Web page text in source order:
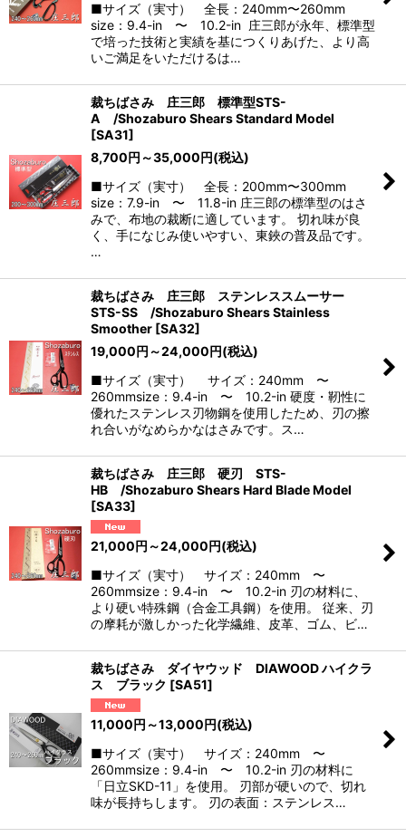
■サイズ（実寸） 全長：240mm〜260mm
size：9.4-in 〜 10.2-in 庄三郎が永年、標準型
で培った技術と実績を基につくりあげた、より高
いご満足をいただけるは…
裁ちばさみ 庄三郎 標準型STS-
A /Shozaburo Shears Standard Model
[SA31]
8,700円 ～35,000円(税込)
■サイズ（実寸） 全長：200mm〜300mm
size：7.9-in 〜 11.8-in 庄三郎の標準型のはさ
みで、布地の裁断に適しています。 切れ味が良
く、手になじみ使いやすい、東鋏の普及品です。
…
裁ちばさみ 庄三郎 ステンレススムーサー
STS-SS /Shozaburo Shears Stainless
Smoother [SA32]
19,000円 ～24,000円(税込)
■サイズ（実寸） サイズ：240mm 〜
260mmsize：9.4-in 〜 10.2-in 硬度・靭性に
優れたステンレス刃物鋼を使用したため、刃の擦
れ合いがなめらかなはさみです。ス…
裁ちばさみ 庄三郎 硬刃 STS-
HB /Shozaburo Shears Hard Blade Model
[SA33]
21,000円 ～24,000円(税込)
■サイズ（実寸） サイズ：240mm 〜
260mmsize：9.4-in 〜 10.2-in 刃の材料に、
より硬い特殊鋼（合金工具鋼）を使用。 従来、刃
の摩耗が激しかった化学繊維、皮革、ゴム、ビ…
裁ちばさみ ダイヤウッド DIAWOOD ハイクラ
ス ブラック [SA51]
11,000円 ～13,000円(税込)
■サイズ（実寸） サイズ：240mm 〜
260mmsize：9.4-in 〜 10.2-in 刃の材料に
「日立SKD-11」を使用。 刃部が硬いので、切れ
味が長持ちします。 刃の表面：ステンレス…